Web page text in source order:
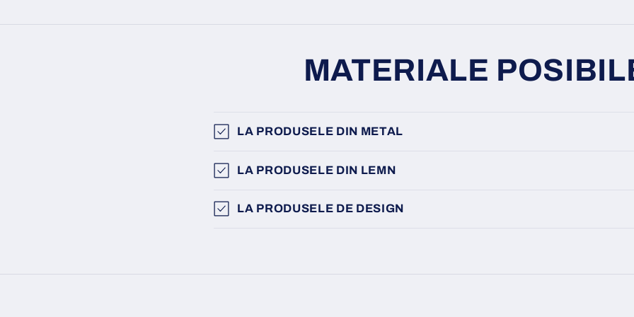
MATERIALE
LA PRODUSELE DIN METAL
LA PRODUSELE DIN LEMN
LA PRODUSELE DE DESIGN